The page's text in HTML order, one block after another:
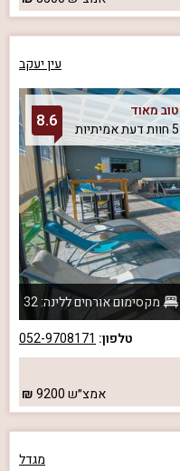
עין יעקב
טוב מאוד
5 חוות דעת אמיתיות
8.6
מקסימום אורחים ללינה: 32
טלפון: 052-9708171
אמצ״ש9200
מגדל